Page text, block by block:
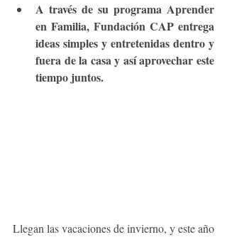
A través de su programa Aprender
en Familia, Fundación CAP entrega
ideas simples y entretenidas dentro y
fuera de la casa y así aprovechar este
tiempo juntos.
Llegan las vacaciones de invierno, y este año